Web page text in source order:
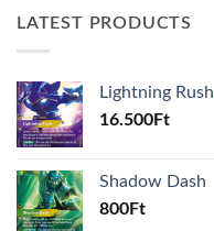
LATEST PRODUCTS
Lightning Rush
16.500Ft
Shadow Dash
800Ft